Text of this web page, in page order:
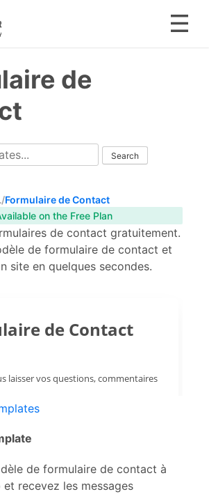
de
/Formulaire de Contact
on the Free Plan
de contact gratuitement.
de formulaire de contact et
site en quelques secondes.
de formulaire de contact à
recevez les messages